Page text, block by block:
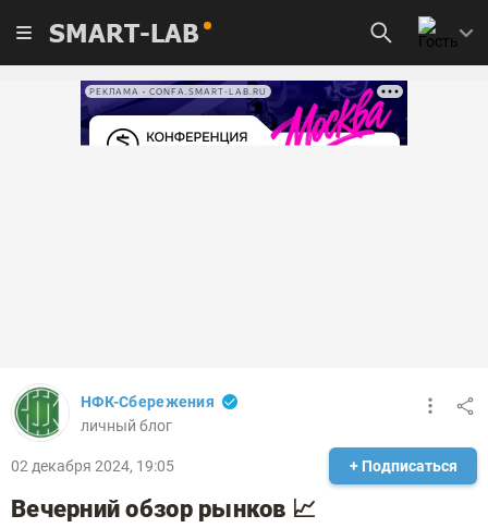
SMART-LAB
РЕКЛАМА • CONFA.SMART-LAB.RU
НФК-Сбережения
личный блог
02 декабря 2024, 19:05 + Подписаться
Вечерний обзор рынков 📈